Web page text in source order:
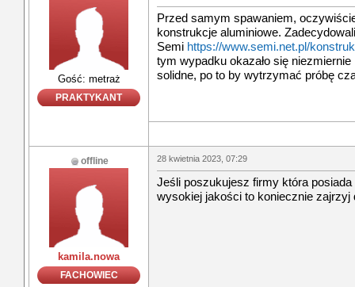
Gość: metraż
PRAKTYKANT
Przed samym spawaniem,
konstrukcje aluminiowe.
Semi https://www.semi.net.pl/
tym wypadku okazało się
solidne, po to by wytrzymać próbę
offline
kamila.nowa
FACHOWIEC
28 kwietnia 2023, 07:29
Jeśli poszukujesz firmy która
wysokiej jakości to koniecznie zajrzyj